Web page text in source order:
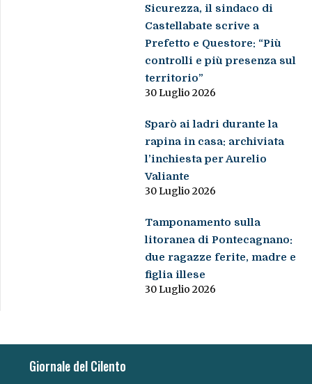
Sicurezza, il sindaco di
Castellabate scrive a
Prefetto e Questore: “Più
controlli e più presenza sul
territorio”
30 Luglio 2026
Sparò ai ladri durante la
rapina in casa: archiviata
l’inchiesta per Aurelio
Valiante
30 Luglio 2026
Tamponamento sulla
litoranea di Pontecagnano:
due ragazze ferite, madre e
figlia illese
30 Luglio 2026
Giornale del Cilento